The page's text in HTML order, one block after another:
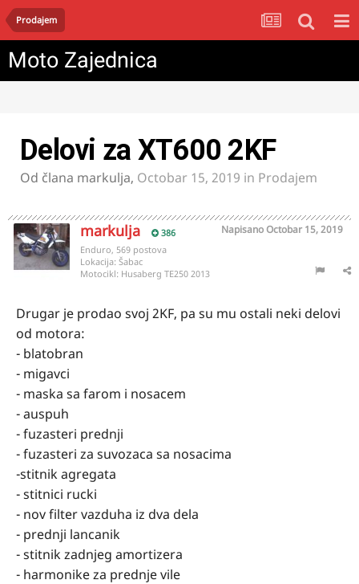
Prodajem
Moto Zajednica
Delovi za XT600 2KF
Od člana markulja, Octobar 15, 2019 in Prodajem
markulja 386 NapisanoOctobar 15, 2019
Enduro, 569 postova
Lokacija: Šabac
Motocikl: Husaberg TE250 2013
Drugar je prodao svoj 2KF, pa su mu ostali neki delovi
od motora:
- blatobran
- migavci
- maska sa farom i nosacem
- auspuh
- fuzasteri prednji
- fuzasteri za suvozaca sa nosacima
-stitnik agregata
- stitnici rucki
- nov filter vazduha iz dva dela
- prednji lancanik
- stitnik zadnjeg amortizera
- harmonike za prednje vile